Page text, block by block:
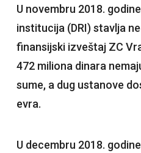
U novembru 2018.
institucija (DRI) stavlja
finansijski izveštaj ZC
472 miliona dinara
sume, a dug ustanove
evra.
U decembru 2018.